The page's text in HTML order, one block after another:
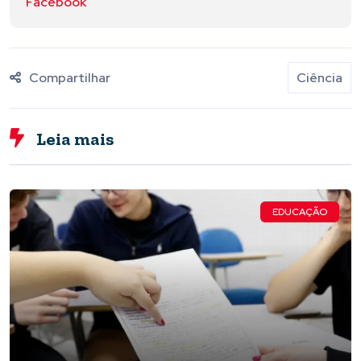
Compartilhar Ciência
Leia mais
EDUCAÇÃO